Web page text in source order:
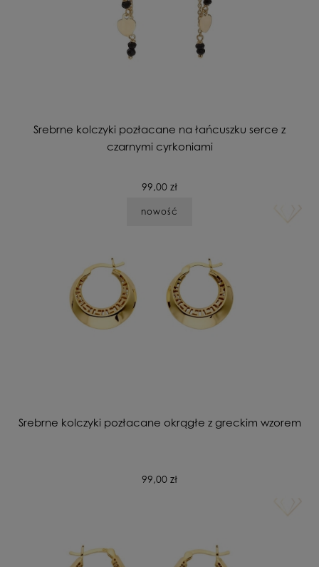
Srebrne kolczyki pozłacane na łańcuszku serce z
czarnymi cyrkoniami
99,00 zł
Srebrne kolczyki pozłacane okrągłe z greckim wzorem
99,00 zł
nowość